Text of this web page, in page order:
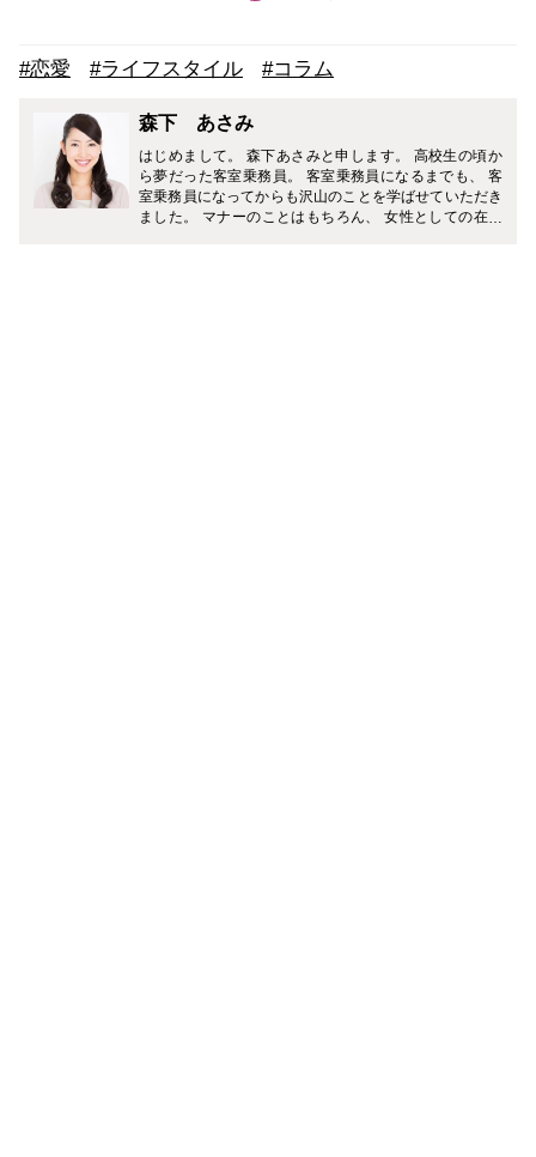
#恋愛 #ライフスタイル #コラム
森下 あさみ
はじめまして。 森下あさみと申します。 高校生の頃か
ら夢だった客室乗務員。 客室乗務員になるまでも、 客
室乗務員になってからも沢山のことを学ばせていただき
ました。 マナーのことはもちろん、 女性としての在り